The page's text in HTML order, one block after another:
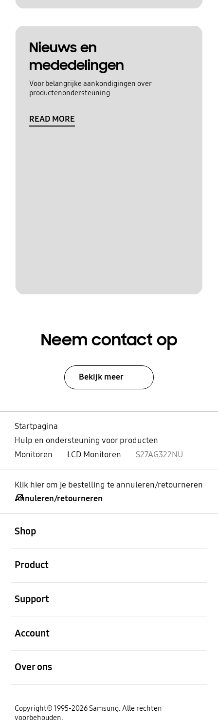
Nieuws en
mededelingen
Voor belangrijke aankondigingen over
productenondersteuning
READ MORE
Neem contact op
Bekijk meer
Startpagina
Hulp en ondersteuning voor producten
Monitoren
LCD Monitoren S27AG322NU
Klik hier om je bestelling te annuleren/retourneren
Annuleren/retourneren
Shop
Product
Support
Account
Over ons
Copyright© 1995-2026 Samsung. Alle rechten
voorbehouden.